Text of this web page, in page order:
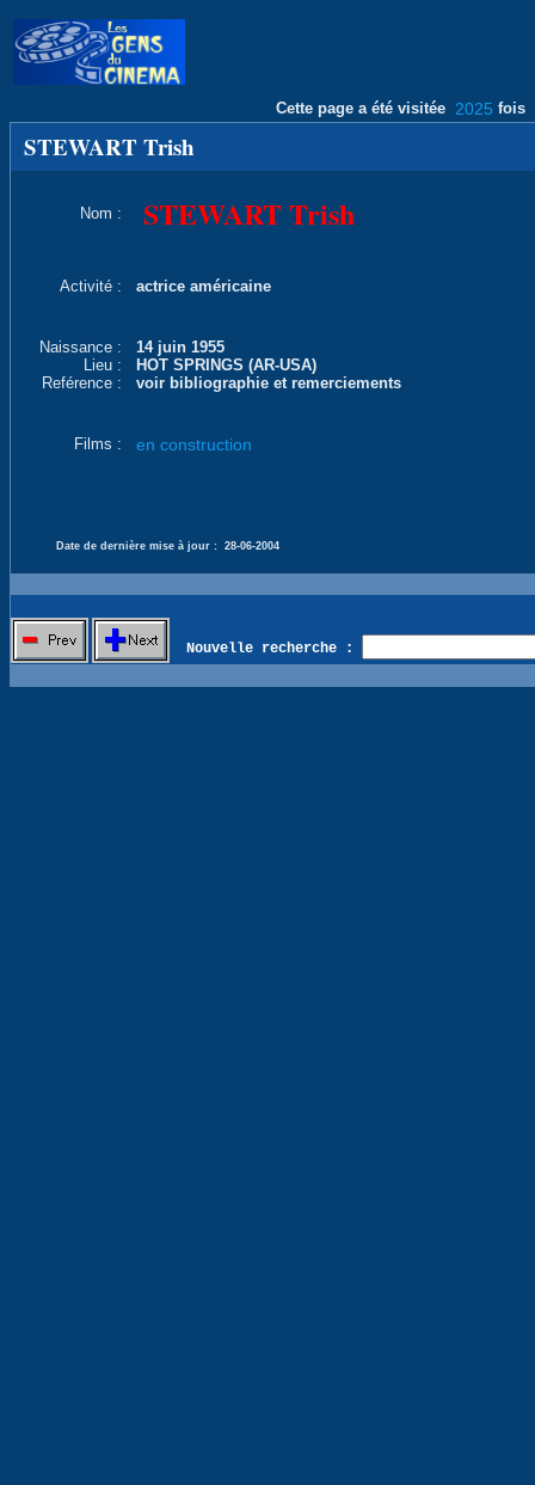
Cette page a été visitée 2025 fois
STEWART Trish
Nom : STEWART Trish
Activité : actrice américaine
Naissance :
14 juin 1955
Lieu :
HOT SPRINGS (AR-USA)
Reférence :
voir bibliographie et remerciements
Films : en construction
Date de dernière mise à jour : 28-06-2004
Nouvelle recherche :